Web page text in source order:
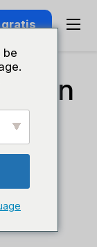
gratis
en
be